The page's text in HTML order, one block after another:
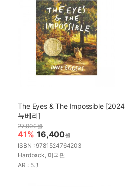
The Eyes & The Impossible [2024
뉴베리]
27,900원
41% 16,400원
ISBN : 9781524764203
Hardback, 미국판
AR : 5.3